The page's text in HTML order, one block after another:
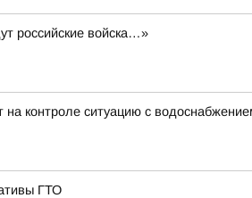
российские войска…»
на контроле ситуацию с
ГТО